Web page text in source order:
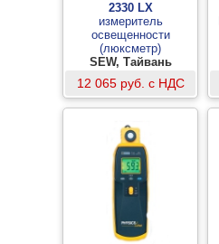
2330 LX
измеритель
освещенности
(люксметр)
SEW, Тайвань
12 065 руб. с НДС